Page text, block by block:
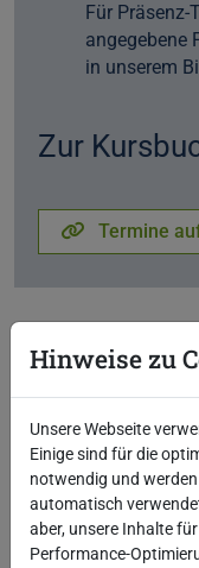
Für
angegebene
in unserem
Zur
Termine
PDF zum
Hinweise zu
Unsere Webseite
Einige sind für die
notwendig und
automatisch
aber, unsere Inhalte
Performance-